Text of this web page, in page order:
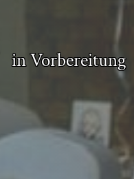
in Vorbereitung